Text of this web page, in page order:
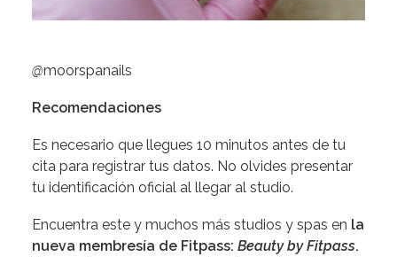
@moorspanails
Recomendaciones
Es necesario que llegues 10 minutos antes de tu
cita para registrar tus datos. No olvides presentar
tu identificación oficial al llegar al studio.
Encuentra este y muchos más studios y spas en la
nueva membresía de Fitpass: Beauty by Fitpass.